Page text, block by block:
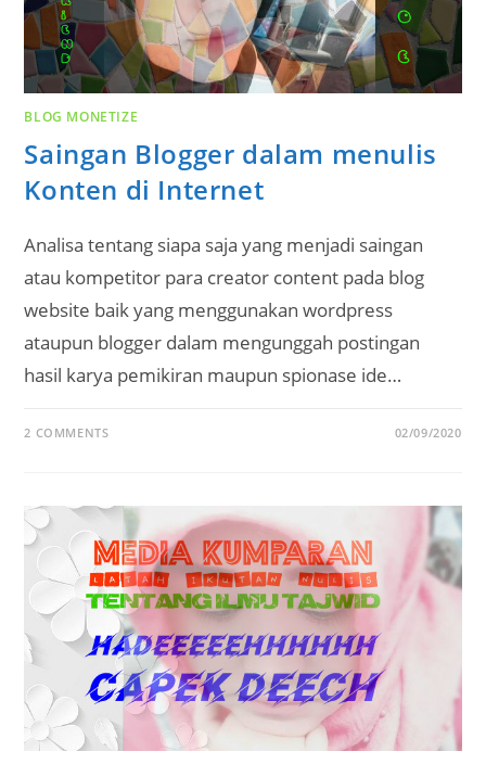
BLOG MONETIZE
Saingan Blogger dalam menulis
Konten di Internet
Analisa tentang siapa saja yang menjadi saingan
atau kompetitor para creator content pada blog
website baik yang menggunakan wordpress
ataupun blogger dalam mengunggah postingan
hasil karya pemikiran maupun spionase ide…
2 COMMENTS 02/09/2020